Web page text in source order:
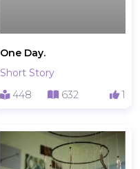
One Day.
Short Story
448
632 1